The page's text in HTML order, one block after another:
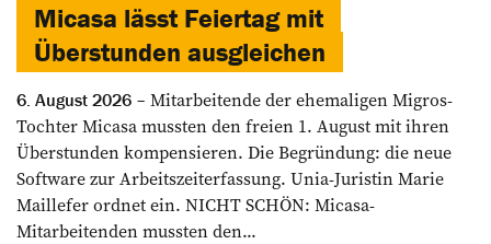
Micasa lässt Feiertag mit
Überstunden ausgleichen
6. August 2026
Mitarbeitende der ehemaligen Migros-
Tochter Micasa mussten den freien 1. August mit ihren
Überstunden kompensieren. Die Begründung: die neue
Software zur Arbeitszeiterfassung. Unia-Juristin Marie
Maillefer ordnet ein. NICHT SCHÖN: Micasa-
Mitarbeitenden mussten den...